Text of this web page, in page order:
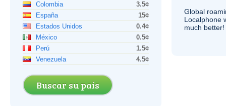
Colombia
3.5¢
España
15¢
Estados Unidos
0.4¢
México
0.5¢
Perú
1.5¢
Venezuela
4.5¢
Buscar su país
Global
Localphone
much better!